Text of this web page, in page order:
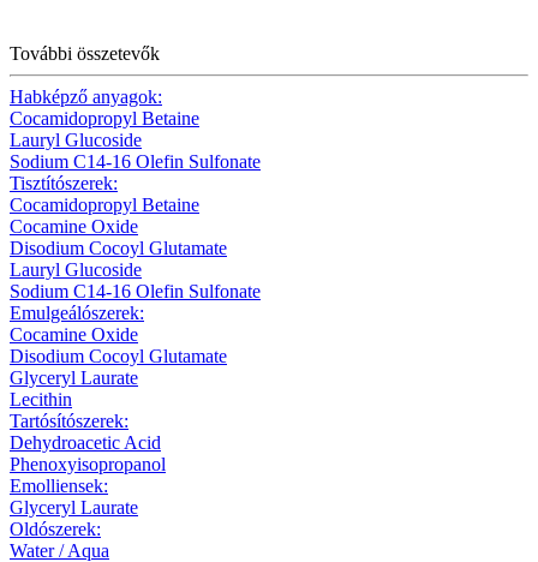
További összetevők
Habképző anyagok:
Cocamidopropyl Betaine
Lauryl Glucoside
Sodium C14-16 Olefin Sulfonate
Tisztítószerek:
Cocamidopropyl Betaine
Cocamine Oxide
Disodium Cocoyl Glutamate
Lauryl Glucoside
Sodium C14-16 Olefin Sulfonate
Emulgeálószerek:
Cocamine Oxide
Disodium Cocoyl Glutamate
Glyceryl Laurate
Lecithin
Tartósítószerek:
Dehydroacetic Acid
Phenoxyisopropanol
Emolliensek:
Glyceryl Laurate
Oldószerek:
Water / Aqua